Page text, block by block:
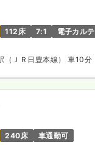
112床 7:1
電子カルテ
（ＪＲ日豊本線） 車10分
240床
車通勤可